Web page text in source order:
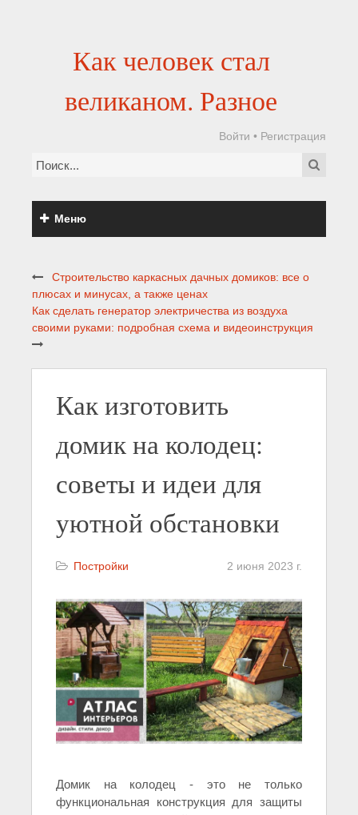
Как человек стал
великаном. Разное
Войти • Регистрация
Меню
Строительство каркасных дачных домиков: все о
плюсах и минусах, а также ценах
Как сделать генератор электричества из воздуха
своими руками: подробная схема и видеоинструкция
Как изготовить
домик на колодец:
советы и идеи для
уютной обстановки
Постройки 2 июня 2023 г.
Домик на колодец - это не только
функциональная конструкция для защиты